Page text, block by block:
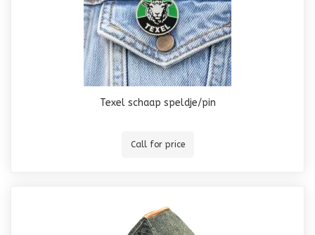
Texel schaap speldje/pin
Call for price